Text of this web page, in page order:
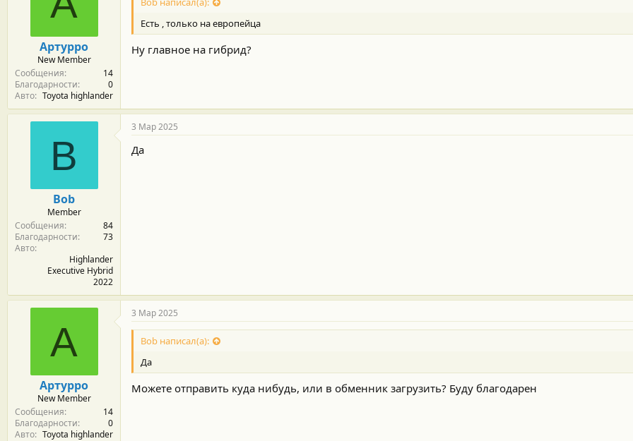
Артурро
New Member
Сообщения
14
Благодарности
0
Авто
Toyota highlander
Есть , только на европейца
Ну главное на гибрид?
B
Bob
Member
Сообщения
84
Благодарности
73
Авто
Highlander
Executive Hybrid
2022
3 Мар 2025
Да
А
Артурро
New Member
Сообщения
14
Благодарности
0
Авто
Toyota highlander
3 Мар 2025
Bob написал(а):
Да
Можете отправить куда нибудь, или в обменник загрузить? Буду благодарен